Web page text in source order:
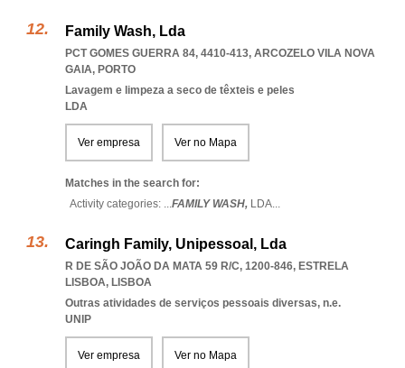
Family Wash, Lda
PCT GOMES GUERRA 84, 4410-413, ARCOZELO VILA NOVA
GAIA, PORTO
Lavagem e limpeza a seco de têxteis e peles
LDA
Ver empresa Ver no Mapa
Matches in the search for:
Activity categories: ...FAMILY WASH, LDA...
Caringh Family, Unipessoal, Lda
R DE SÃO JOÃO DA MATA 59 R/C, 1200-846, ESTRELA
LISBOA, LISBOA
Outras atividades de serviços pessoais diversas, n.e.
UNIP
Ver empresa Ver no Mapa